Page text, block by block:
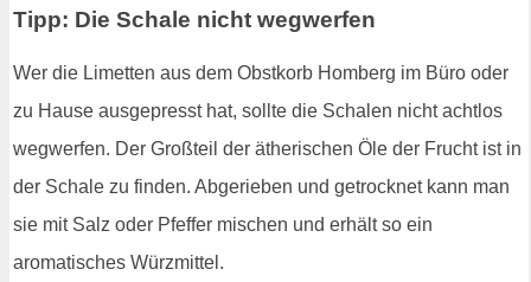
Tipp: Die Schale nicht wegwerfen
Wer die Limetten aus dem Obstkorb Homberg im Büro oder
zu Hause ausgepresst hat, sollte die Schalen nicht achtlos
wegwerfen. Der Großteil der ätherischen Öle der Frucht ist in
der Schale zu finden. Abgerieben und getrocknet kann man
sie mit Salz oder Pfeffer mischen und erhält so ein
aromatisches Würzmittel.